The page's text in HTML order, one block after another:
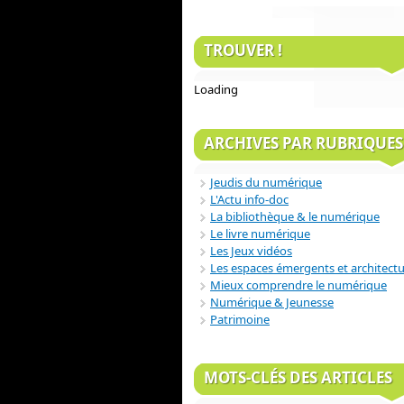
TROUVER !
Loading
ARCHIVES PAR RUBRIQUES
Jeudis du numérique
L'Actu info-doc
La bibliothèque & le numérique
Le livre numérique
Les Jeux vidéos
Les espaces émergents et
Mieux comprendre le numérique
Numérique & Jeunesse
Patrimoine
MOTS-CLÉS DES ARTICLES